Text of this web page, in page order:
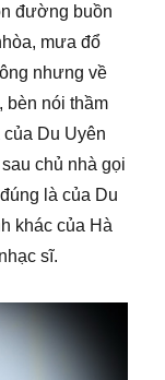
đường buồn
mưa đổ
nhưng về
bèn nói thầm
Du Uyên
chủ nhà gọi
là của Du
khác của Hà
sĩ.